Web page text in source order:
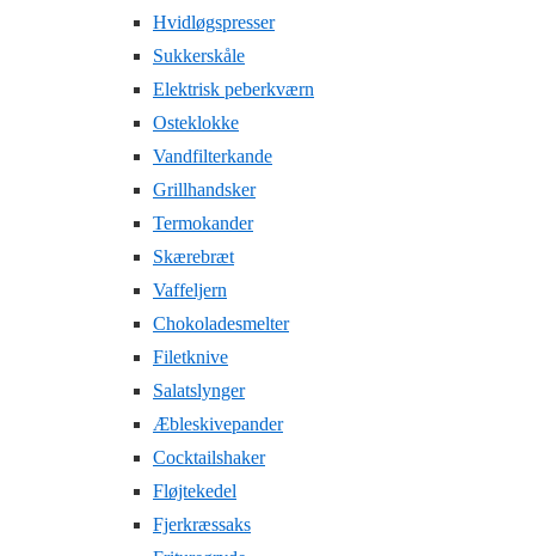
Hvidløgspresser
Sukkerskåle
Elektrisk peberkværn
Osteklokke
Vandfilterkande
Grillhandsker
Termokander
Skærebræt
Vaffeljern
Chokoladesmelter
Filetknive
Salatslynger
Æbleskivepander
Cocktailshaker
Fløjtekedel
Fjerkræssaks